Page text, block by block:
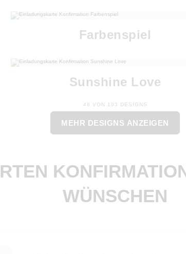
Farbenspiel
Sunshine Love
48 VON 193 DESIGNS
MEHR DESIGNS ANZEIGEN
WÜNSCHEN